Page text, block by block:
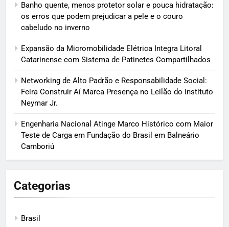
Banho quente, menos protetor solar e pouca hidratação:
os erros que podem prejudicar a pele e o couro
cabeludo no inverno
Expansão da Micromobilidade Elétrica Integra Litoral
Catarinense com Sistema de Patinetes Compartilhados
Networking de Alto Padrão e Responsabilidade Social:
Feira Construir Aí Marca Presença no Leilão do Instituto
Neymar Jr.
Engenharia Nacional Atinge Marco Histórico com Maior
Teste de Carga em Fundação do Brasil em Balneário
Camboriú
Categorias
Brasil